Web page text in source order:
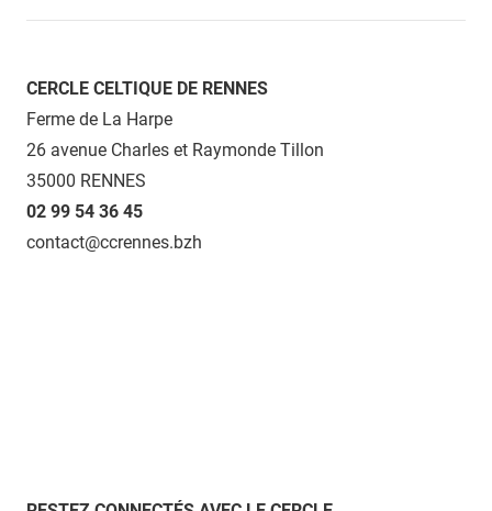
CERCLE CELTIQUE DE RENNES
Ferme de La Harpe
26 avenue Charles et Raymonde Tillon
35000 RENNES
02 99 54 36 45
contact@ccrennes.bzh